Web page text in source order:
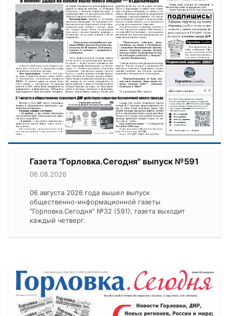
Газета "Горловка.Сегодня" выпуск №591
06.08.2026
06 августа 2026 года вышел выпуск
общественно-информационной газеты
"Горловка.Сегодня" №32 (591), газета выходит
каждый четверг.